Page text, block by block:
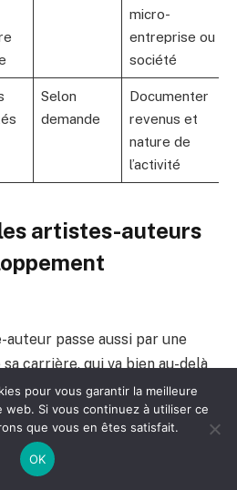
micro-
entreprise ou
société
Selon
demande
Documenter
revenus et
nature de
l’activité
artistes-auteurs
auteur passe aussi par une
carrière, qui va bien au-delà
comment
trouver des clients, évoluer
concurrentiel et apprendre
pour vous garantir la meilleure
Si vous continuez à utiliser ce
que vous en êtes satisfait.
OK